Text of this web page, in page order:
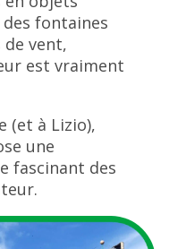
fontaines
vent,
est vraiment
(et à Lizio),
une
fascinant des